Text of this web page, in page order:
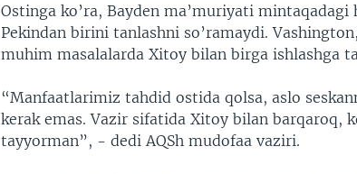
Ostinga ko’ra, Bayden ma’muriyati
Pekindan birini tanlashni so’ramaydi.
muhim masalalarda Xitoy bilan birga ishlashga
“Manfaatlarimiz tahdid ostida qolsa, aslo
kerak emas. Vazir sifatida Xitoy bilan barqaroq,
tayyorman”, - dedi AQSh mudofaa vaziri.